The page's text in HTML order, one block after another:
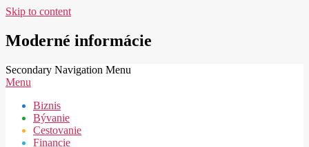
Skip to content
Moderné informácie
Secondary Navigation Menu
Menu
Biznis
Bývanie
Cestovanie
Financie